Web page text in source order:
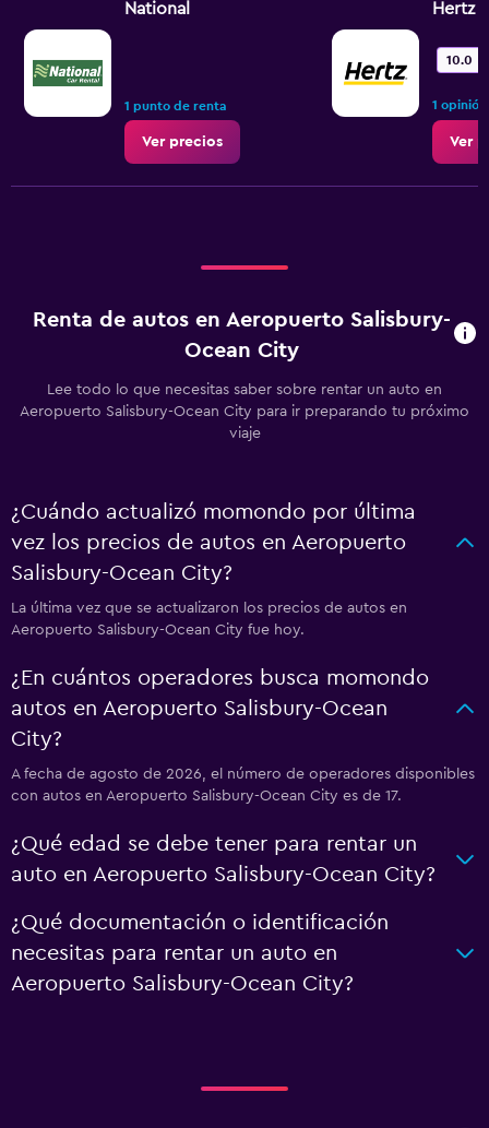
National
1 punto de renta
Ver precios
Hertz
10.0
1 opinión
Ver
Renta de autos en Aeropuerto Salisbury-
Ocean City
Lee todo lo que necesitas saber sobre rentar un auto en
Aeropuerto Salisbury-Ocean City para ir preparando tu próximo
viaje
¿Cuándo actualizó momondo por última
vez los precios de autos en Aeropuerto
Salisbury-Ocean City?
La última vez que se actualizaron los precios de autos en
Aeropuerto Salisbury-Ocean City fue hoy.
¿En cuántos operadores busca momondo
autos en Aeropuerto Salisbury-Ocean
City?
A fecha de agosto de 2026, el número de operadores disponibles
con autos en Aeropuerto Salisbury-Ocean City es de 17.
¿Qué edad se debe tener para rentar un
auto en Aeropuerto Salisbury-Ocean City?
¿Qué documentación o identificación
necesitas para rentar un auto en
Aeropuerto Salisbury-Ocean City?